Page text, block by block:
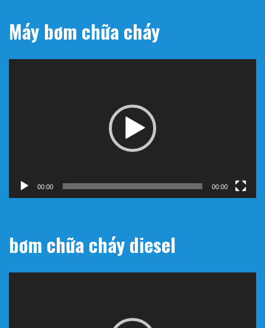
Máy bơm chữa cháy
00:00 00:00
bơm chữa cháy diesel